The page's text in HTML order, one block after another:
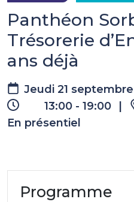
Panthéon
Trésorerie
ans déjà
Jeudi 21
13:00 - 19:00
En présentiel
Programme